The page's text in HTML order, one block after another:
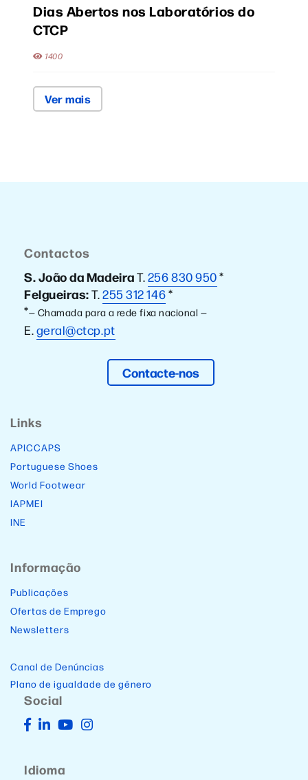
Dias Abertos nos Laboratórios do
CTCP
1400
Ver mais
Contactos
S. João da MadeiraT.256 830 950*
Felgueiras:T.255 312 146*
*— Chamada para a rede fixa nacional —
E.geral@ctcp.pt
Contacte-nos
Links
APICCAPS
Portuguese Shoes
World Footwear
IAPMEI
INE
Informação
Publicações
Ofertas de Emprego
Newsletters
Canal de Denúncias
Plano de igualdade de género
Social
Idioma